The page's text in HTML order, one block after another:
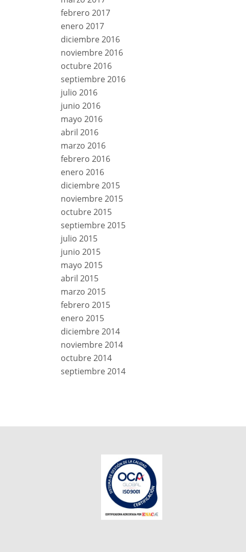
febrero 2017
enero 2017
diciembre 2016
noviembre 2016
octubre 2016
septiembre 2016
julio 2016
junio 2016
mayo 2016
abril 2016
marzo 2016
febrero 2016
enero 2016
diciembre 2015
noviembre 2015
octubre 2015
septiembre 2015
julio 2015
junio 2015
mayo 2015
abril 2015
marzo 2015
febrero 2015
enero 2015
diciembre 2014
noviembre 2014
octubre 2014
septiembre 2014